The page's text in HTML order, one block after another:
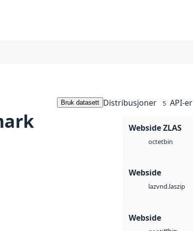
Bruk datasett Distribusjoner 5 API-er
Webside ZLAS
octetbin
Webside
lazvnd.laszip
Webside